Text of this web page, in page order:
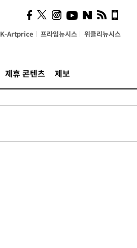
K-Artprice 프라임뉴시스 위클리뉴시스
제휴 콘텐츠 제보